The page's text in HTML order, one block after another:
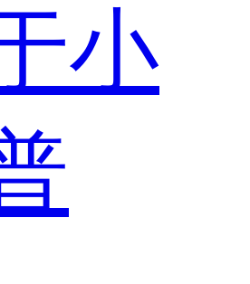
小